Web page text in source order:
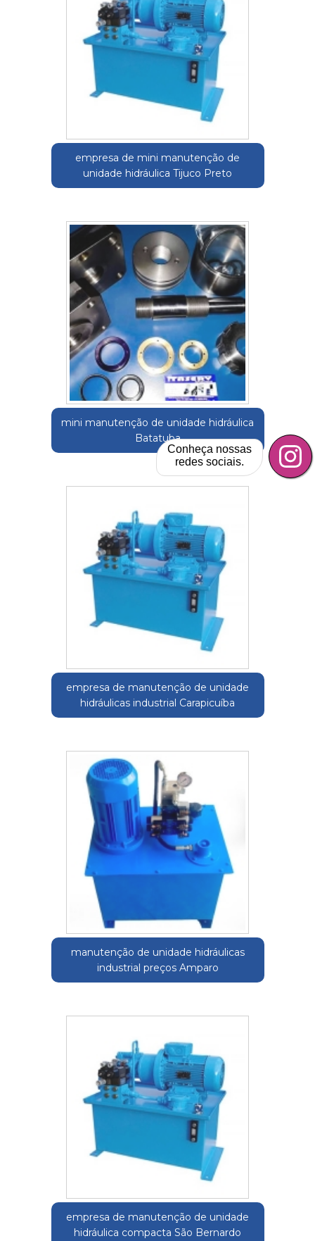
empresa de mini manutenção de
unidade hidráulica Tijuco Preto
mini manutenção de unidade hidráulica
Batatuba
empresa de manutenção de unidade
hidráulicas industrial Carapicuíba
manutenção de unidade hidráulicas
industrial preços Amparo
empresa de manutenção de unidade
hidráulica compacta São Bernardo
Conheça nossas
redes sociais.